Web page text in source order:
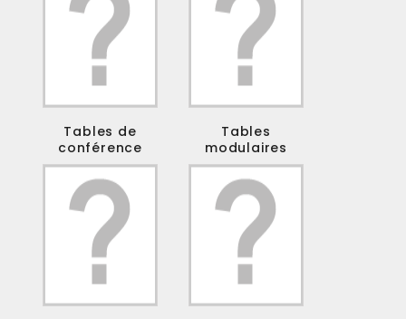
Tables de
conférence
Tables
modulaires